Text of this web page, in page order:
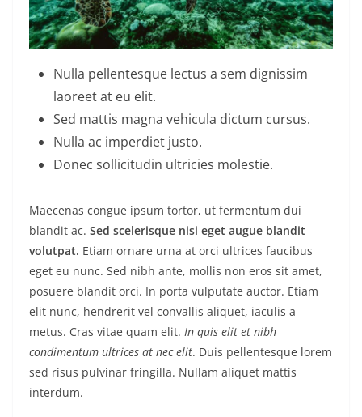
Nulla pellentesque lectus a sem dignissim
laoreet at eu elit.
Sed mattis magna vehicula dictum cursus.
Nulla ac imperdiet justo.
Donec sollicitudin ultricies molestie.
Maecenas congue ipsum tortor, ut fermentum dui
blandit ac. Sed scelerisque nisi eget augue blandit
volutpat. Etiam ornare urna at orci ultrices faucibus
eget eu nunc. Sed nibh ante, mollis non eros sit amet,
posuere blandit orci. In porta vulputate auctor. Etiam
elit nunc, hendrerit vel convallis aliquet, iaculis a
metus. Cras vitae quam elit. In quis elit et nibh
condimentum ultrices at nec elit. Duis pellentesque lorem
sed risus pulvinar fringilla. Nullam aliquet mattis
interdum.